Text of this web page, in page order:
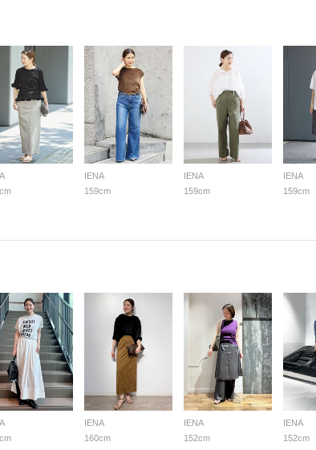
IENA
159cm
IENA
159cm
IENA
159cm
IENA
160cm
IENA
152cm
IENA
152cm